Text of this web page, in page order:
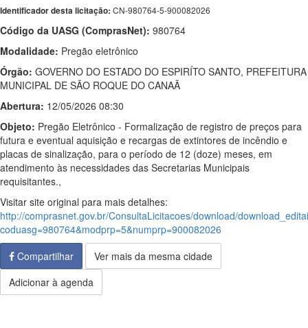
Identificador desta licitação: CN-980764-5-900082026
Código da UASG (ComprasNet): 980764
Modalidade: Pregão eletrônico
Órgão: GOVERNO DO ESTADO DO ESPIRÍTO SANTO, PREFEITURA
MUNICIPAL DE SÃO ROQUE DO CANAÃ
Abertura: 12/05/2026 08:30
Objeto: Pregão Eletrônico - Formalização de registro de preços para
futura e eventual aquisição e recargas de extintores de incêndio e
placas de sinalização, para o período de 12 (doze) meses, em
atendimento às necessidades das Secretarias Municipais
requisitantes.,
Visitar site original para mais detalhes:
http://comprasnet.gov.br/ConsultaLicitacoes/download/
coduasg=980764&modprp=5&numprp=900082026
Compartilhar
Ver mais da mesma cidade
Adicionar à agenda